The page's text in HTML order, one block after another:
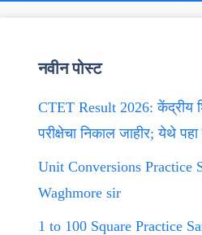
नवीन पोस्ट
CTET Result 2026: केंद्रीय
परीक्षेचा निकाल जाहीर; येथे
Unit Conversions Practice
Waghmore sir
1 to 100 Square Practice